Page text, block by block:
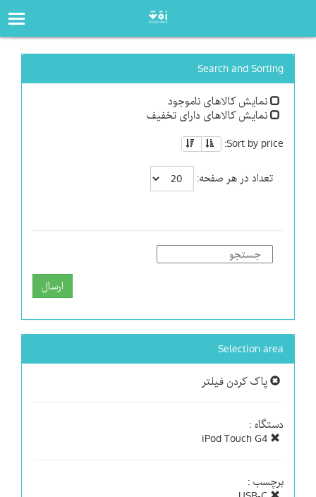
Search and Sorting
نمایش کالاهای ناموجود
نمایش کالاهای دارای تخفیف
Sort by price:
تعداد در هر صفحه:
ارسال
Selection area
پاک کردن فیلتر
دستگاه :
برچسب :